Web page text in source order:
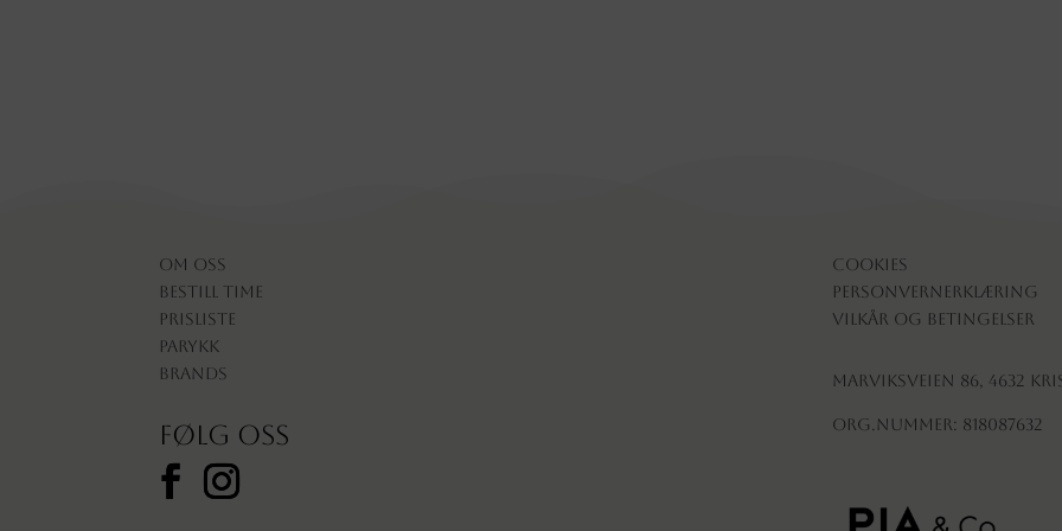
Om oss
Bestill time
Prisliste
Parykk
Brands
Følg oss
Cookies
Personvernerklæring
Vilkår og betingelser
Marviksveien 86, 4632
Org.nummer: 818087632